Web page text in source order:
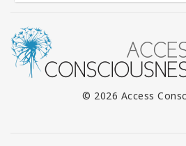
© 2026 Access